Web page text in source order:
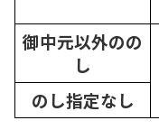
御中元以外のの
し
のし指定なし